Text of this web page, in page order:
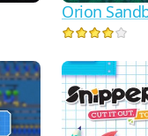
Orion